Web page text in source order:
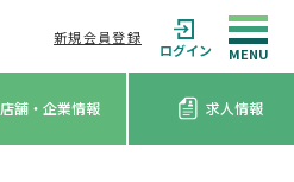
新規会員登録
ログイン
店舗・企業情報 求人情報